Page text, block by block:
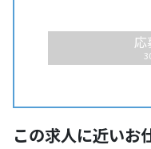
応
この求人に近いお